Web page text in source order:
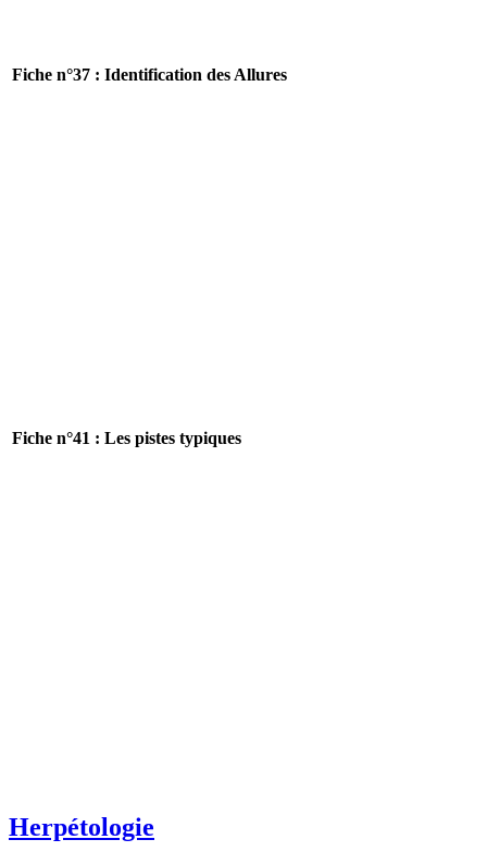
Fiche n°37 : Identification des Allures
Fiche n°41 : Les pistes typiques
Herpétologie